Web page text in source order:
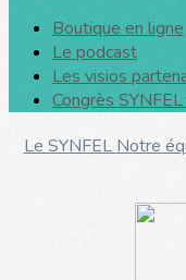
Boutique en ligne
Le podcast
Les visios
Congrès
Le SYNFEL Notre